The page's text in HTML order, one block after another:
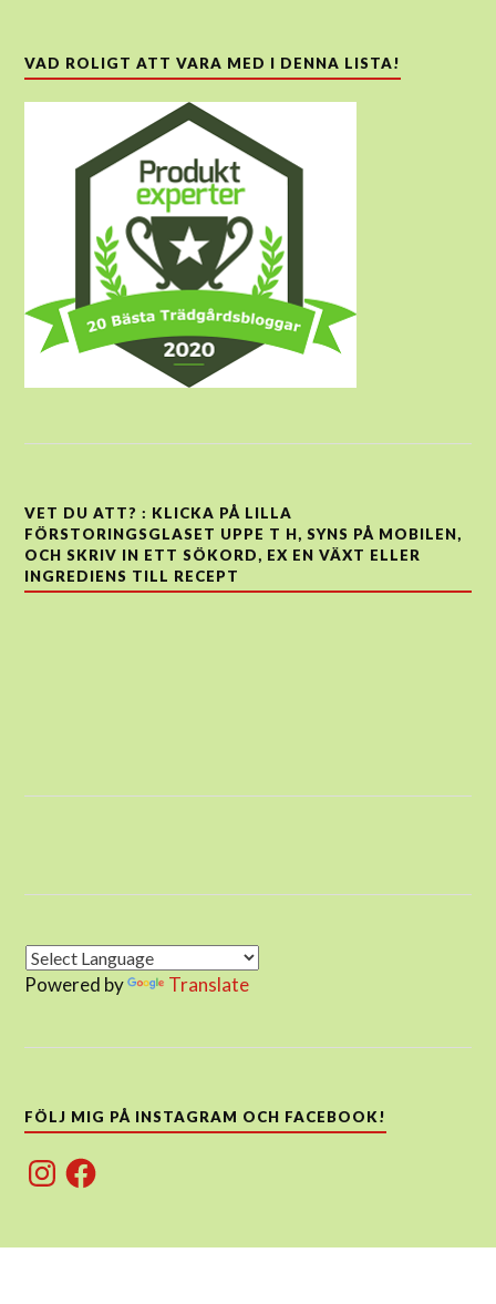
VAD ROLIGT ATT VARA MED I DENNA LISTA!
VET DU ATT? : KLICKA PÅ LILLA
FÖRSTORINGSGLASET UPPE T H, SYNS PÅ MOBILEN,
OCH SKRIV IN ETT SÖKORD, EX EN VÄXT ELLER
INGREDIENS TILL RECEPT
Powered by Translate
FÖLJ MIG PÅ INSTAGRAM OCH FACEBOOK!
InstagramFacebook